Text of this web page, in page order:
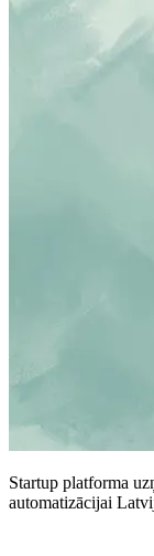
Startup platforma
automatizācijai